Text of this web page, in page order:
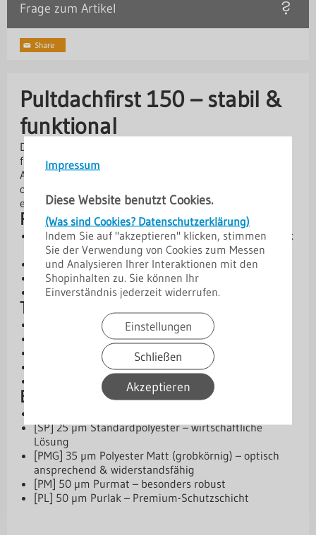
Impressum
Diese Website benutzt Cookies.
(Was sind Cookies? Datenschutzerklärung)
Indem Sie auf "akzeptieren" klicken, stimmen
Sie der Verwendung von Cookies zum Messen
und Analysieren Ihrer Interaktionen mit den
Shopinhalten zu. Sie können Ihr
Einverständnis jederzeit widerrufen.
Einstellungen
Schließen
Akzeptieren
Frage zum Artikel
Pultdachfirst 150 – stabil &
funktional
Der Pultdachfirst 150 dient als passgenauer Abschluss
für Pultdächer und sorgt für eine zuverlässige
Abdichtung und eine saubere Optik. Gefertigt aus Stahl
oder Aluminium und mit verschiedenen Beschichtungen
erhältlich, bietet er hohe Stabilität und Langlebigkeit.
Produktvorteile
Passgenauer Abschluss für Pultdächer -saubere Optik
& funktional
Robuste Ausführung aus Stahl oder Aluminium
Verschiedene Materialstärken verfügbar
Hochwertige Beschichtungen für dauerhaften Schutz
Technische Daten
Kern: Stahl oder Aluminium
Materialstärken: 0,50 mm | 0,70 mm | 0,75 mm
Abmessungen: 15 / 150 / 150 / 15 mm
Beschichtungen und Schutz
[SP] 25 µm Standardpolyester – wirtschaftliche
Lösung
[PMG] 35 µm Polyester Matt (grobkörnig) – optisch
ansprechend & widerstandsfähig
[PM] 50 µm Purmat – besonders robust
[PL] 50 µm Purlak – Premium-Schutzschicht